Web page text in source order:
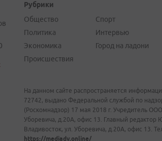
Рубрики
Общество
Политика
Экономика
Происшествия
Спорт
Интервью
Город на ладони
На данном сайте распространяется
72742, выдано Федеральной службой по
(Роскомнадзор) 17 мая 2018 г. Учредитель
Уборевича, д.20А, офис 13. Главный
Владивосток, ул. Уборевича, д.20А, офис 13.
https://mediadv.online/